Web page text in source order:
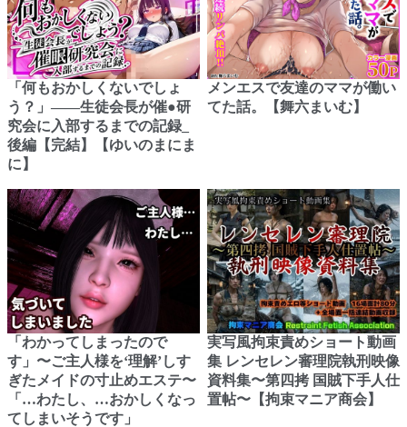
「何もおかしくないでしょ
う？」――生徒会長が催●研
究会に入部するまでの記録_
後編【完結】【ゆいのまにま
に】
メンエスで友達のママが働い
てた話。【舞六まいむ】
「わかってしまったので
す」〜ご主人様を‘理解’しす
ぎたメイドの寸止めエステ〜
「…わたし、…おかしくなっ
てしまいそうです」
実写風拘束責めショート動画
集 レンセレン審理院執刑映像
資料集〜第四拷 国賊下手人仕
置帖〜【拘束マニア商会】